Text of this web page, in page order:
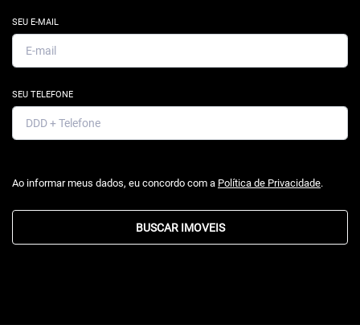
SEU E-MAIL
SEU TELEFONE
Ao informar meus dados, eu concordo com a Política de Privacidade.
BUSCAR IMOVEIS